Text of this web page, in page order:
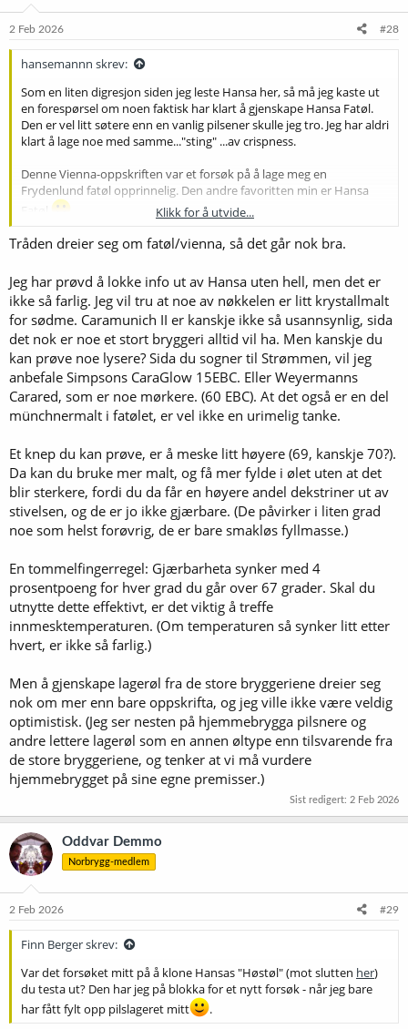
2 Feb 2026 #28
hansemannn skrev:
Som en liten digresjon siden jeg leste Hansa her, så må jeg kaste ut
en forespørsel om noen faktisk har klart å gjenskape Hansa Fatøl.
Den er vel litt søtere enn en vanlig pilsener skulle jeg tro. Jeg har aldri
klart å lage noe med samme..."sting" ...av crispness.
Denne Vienna-oppskriften var et forsøk på å lage meg en
Frydenlund fatøl opprinnelig. Den andre favoritten min er Hansa
Fatøl
Klikk for å utvide...
Tråden dreier seg om fatøl/vienna, så det går nok bra.
Jeg har prøvd å lokke info ut av Hansa uten hell, men det er
ikke så farlig. Jeg vil tru at noe av nøkkelen er litt krystallmalt
for sødme. Caramunich II er kanskje ikke så usannsynlig, sida
det nok er noe et stort bryggeri alltid vil ha. Men kanskje du
kan prøve noe lysere? Sida du sogner til Strømmen, vil jeg
anbefale Simpsons CaraGlow 15EBC. Eller Weyermanns
Carared, som er noe mørkere. (60 EBC). At det også er en del
münchnermalt i fatølet, er vel ikke en urimelig tanke.
Et knep du kan prøve, er å meske litt høyere (69, kanskje 70?).
Da kan du bruke mer malt, og få mer fylde i ølet uten at det
blir sterkere, fordi du da får en høyere andel dekstriner ut av
stivelsen, og de er jo ikke gjærbare. (De påvirker i liten grad
noe som helst forøvrig, de er bare smakløs fyllmasse.)
En tommelfingerregel: Gjærbarheta synker med 4
prosentpoeng for hver grad du går over 67 grader. Skal du
utnytte dette effektivt, er det viktig å treffe
innmesktemperaturen. (Om temperaturen så synker litt etter
hvert, er ikke så farlig.)
Men å gjenskape lagerøl fra de store bryggeriene dreier seg
nok om mer enn bare oppskrifta, og jeg ville ikke være veldig
optimistisk. (Jeg ser nesten på hjemmebrygga pilsnere og
andre lettere lagerøl som en annen øltype enn tilsvarende fra
de store bryggeriene, og tenker at vi må vurdere
hjemmebrygget på sine egne premisser.)
Sist redigert: 2 Feb 2026
Oddvar Demmo
Norbrygg-medlem
2 Feb 2026 #29
Finn Berger skrev:
Var det forsøket mitt på å klone Hansas "Høstøl" (mot slutten her)
du testa ut? Den har jeg på blokka for et nytt forsøk - når jeg bare
har fått fylt opp pilslageret mitt
.